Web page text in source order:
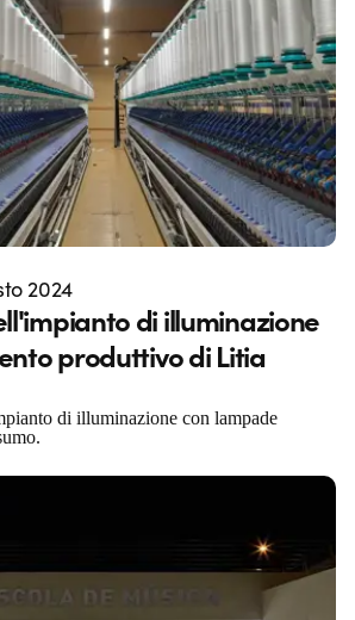
2024
di illuminazione
produttivo di Litia
di illuminazione con lampade